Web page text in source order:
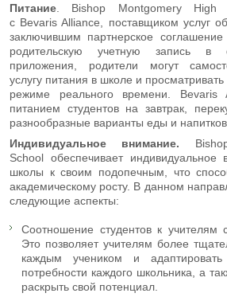
Питание . Bishop Montgomery High
с Bevaris Alliance, поставщиком услуг
заключившим партнерское
родительскую учетную запись в
приложения, родители могут
услугу питания в школе и
режиме реального времени. Bevaris
питанием студентов на завтрак,
разнообразные варианты еды и напитков.
Индивидуальное внимание.
School обеспечивает индивидуальное
школы к своим подопечным, что
академическому росту. В данном
следующие аспекты:
Соотношение студентов к учителям
Это позволяет учителям более
каждым учеником и
потребности каждого школьника, а
раскрыть свой потенциал.